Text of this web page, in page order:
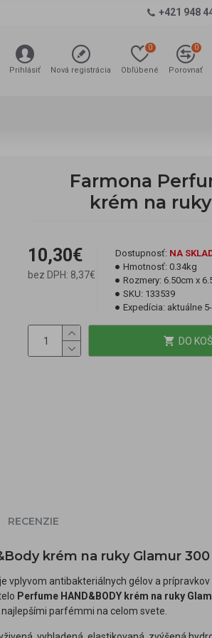
+421 948
Prihlásiť Nová registrácia Obľúbené
0
Porovnať
0
Farmona
krém na
10,30€
bez DPH: 8,37€
Dostupnosť: NA
Hmotnosť: 0.34kg
Rozmery: 6.50cm x
SKU: 133539
Expedícia: aktuálne
DO
RECENZIE
krém na ruky Glamur 300
je vplyvom antibakteriálnych gélov a
Perfume HAND&BODY krém na ruky
parfémmi na celom svete.